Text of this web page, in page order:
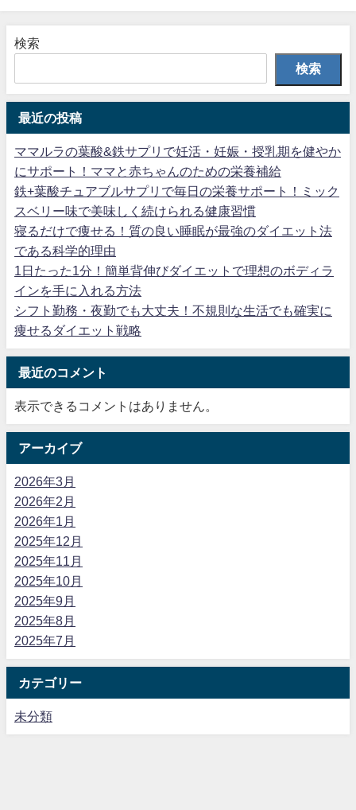
検索
検索
最近の投稿
ママルラの葉酸&鉄サプリで妊活・妊娠・授乳期を健やか
にサポート！ママと赤ちゃんのための栄養補給
鉄+葉酸チュアブルサプリで毎日の栄養サポート！ミック
スベリー味で美味しく続けられる健康習慣
寝るだけで痩せる！質の良い睡眠が最強のダイエット法
である科学的理由
1日たった1分！簡単背伸びダイエットで理想のボディラ
インを手に入れる方法
シフト勤務・夜勤でも大丈夫！不規則な生活でも確実に
痩せるダイエット戦略
最近のコメント
表示できるコメントはありません。
アーカイブ
2026年3月
2026年2月
2026年1月
2025年12月
2025年11月
2025年10月
2025年9月
2025年8月
2025年7月
カテゴリー
未分類